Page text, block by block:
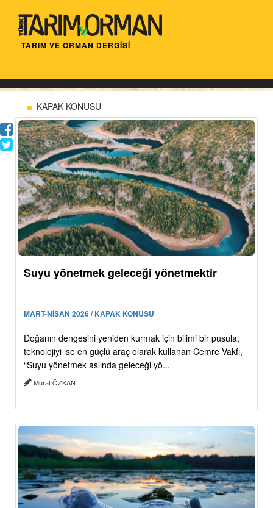
TARIM VE ORMAN DERGİSİ
KAPAK KONUSU
Suyu yönetmek geleceği yönetmektir
MART-NİSAN 2026 / KAPAK KONUSU
Doğanın dengesini yeniden kurmak için bilimi bir pusula,
teknolojiyi ise en güçlü araç olarak kullanan Cemre Vakfı,
“Suyu yönetmek aslında geleceği yö...
Murat ÖZKAN